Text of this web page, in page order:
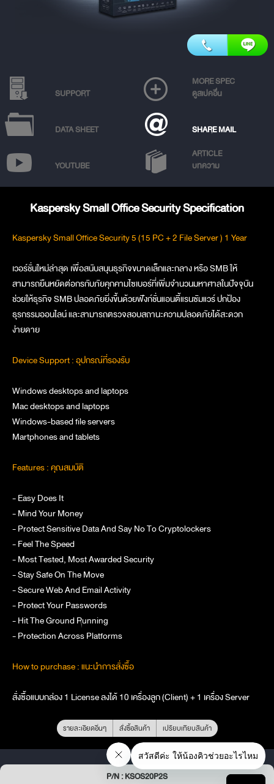
SUPPORT
MORE SPEC
ดูสเปคอื่น
DATA SHEET SHARE MAIL
YOUTUBE
ARTICLE
บทความ
Kaspersky Small Office Security Specification
Kaspersky Small Office Security 5 (15 PC + 2 File Server ) 1 Year
เวอร์ชั่นใหม่ล่าสุด เพื่อสนับสนุนธุรกิจขนาดเล็กและกลาง หรือ SMB ให้
สามารถยืนหยัดต่อกรกับภัยคุกคามไซเบอร์ที่เพิ่มจำนวนมหาศาลในปัจจุบัน
ช่วยให้ธุรกิจ SMB ปลอดภัยยิ่งขึ้นด้วยฟังก์ชั่นแอนตี้แรนซัมแวร์ ปกป้อง
ธุรกรรมออนไลน์ และสามารถตรวจสอบสถานะความปลอดภัยได้สะดวก
ง่ายดาย
Device Support : อุปกรณ์ที่รองรับ
Windows desktops and laptops
Mac desktops and laptops
Windows-based file servers
Martphones and tablets
Features : คุณสมบัติ
- Easy Does It
- Mind Your Money
- Protect Sensitive Data And Say No To Cryptolockers
- Feel The Speed
- Most Tested, Most Awarded Security
- Stay Safe On The Move
- Secure Web And Email Activity
- Protect Your Passwords
- Hit The Ground Running
- Protection Across Platforms
How to purchase : แนะนำการสั่งซื้อ
สั่งซื้อแบบกล่อง 1 License ลงได้ 10 เครื่องลูก (Client) + 1 เครื่อง Server
รายละเอียดอื่นๆ สั่งซื้อสินค้า เปรียบเทียบสินค้า
P/N : KSOS20P2S